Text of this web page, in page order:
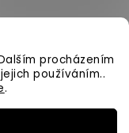
procházením
používáním..
.
kouzlo,
NEvyberete